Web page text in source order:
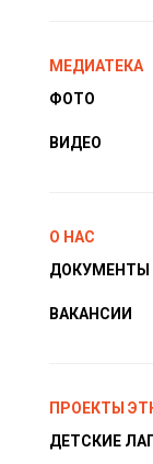
МЕДИАТЕКА
ФОТО
ВИДЕО
О НАС
ДОКУМЕНТЫ
ВАКАНСИИ
ПРОЕКТЫ
ДЕТСКИЕ